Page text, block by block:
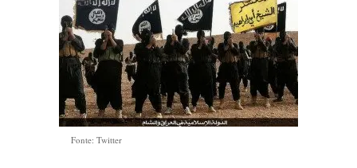
Fonte: Twitter